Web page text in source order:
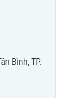
Bình, TP.